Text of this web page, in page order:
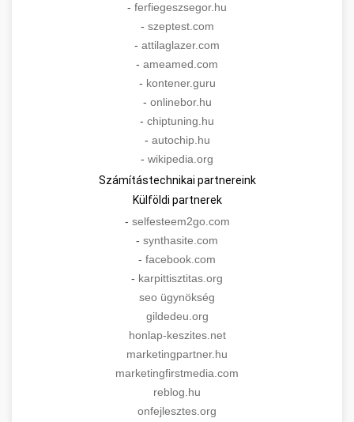
- ferfiegeszsegor.hu
- szeptest.com
- attilaglazer.com
- ameamed.com
- kontener.guru
- onlinebor.hu
- chiptuning.hu
- autochip.hu
- wikipedia.org
Számítástechnikai partnereink
Külföldi partnerek
- selfesteem2go.com
- synthasite.com
- facebook.com
- karpittisztitas.org
seo ügynökség
gildedeu.org
honlap-keszites.net
marketingpartner.hu
marketingfirstmedia.com
reblog.hu
onfejlesztes.org